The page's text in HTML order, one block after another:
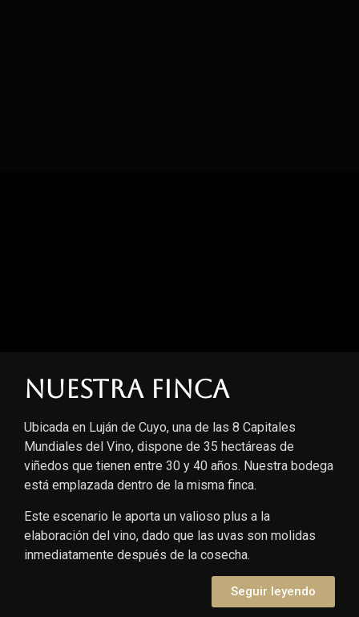
Nuestra finca
Ubicada en Luján de Cuyo, una de las 8 Capitales
Mundiales del Vino, dispone de 35 hectáreas de
viñedos que tienen entre 30 y 40 años. Nuestra bodega
está emplazada dentro de la misma finca.
Este escenario le aporta un valioso plus a la
elaboración del vino, dado que las uvas son molidas
inmediatamente después de la cosecha.
Seguir leyendo